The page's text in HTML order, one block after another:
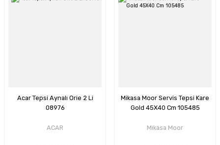
Acar Tepsi Aynalı Orie 2 Li
08976
ACAR
Mikasa Moor Servis Tepsi Kare
Gold 45X40 Cm 105485
Mikasa Moor